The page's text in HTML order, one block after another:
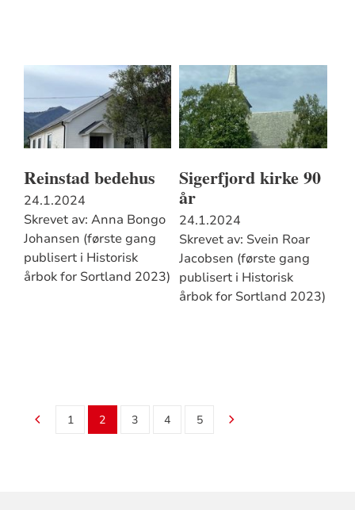
Reinstad bedehus
24.1.2024
Skrevet av: Anna Bongo
Johansen (første gang
publisert i Historisk
årbok for Sortland 2023)
Sigerfjord kirke 90
år
24.1.2024
Skrevet av: Svein Roar
Jacobsen (første gang
publisert i Historisk
årbok for Sortland 2023)
1 2 3 4 5